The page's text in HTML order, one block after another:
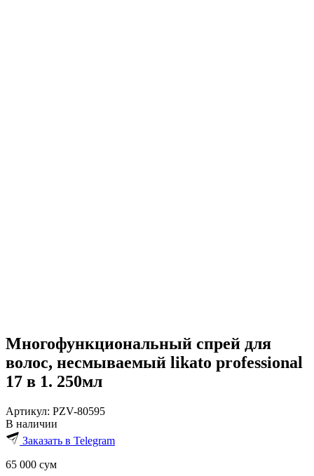
Многофункциональный спрей для
волос, несмываемый likato professional
17 в 1. 250мл
Артикул: PZV-80595
В наличии
Заказать в Telegram
65 000 сум